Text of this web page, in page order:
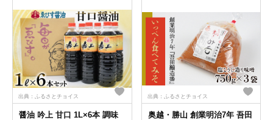
出典：ふるさとチョイス
醤油 吟上 甘口 1L×6本 調味
出典：ふるさとチョイス
奥越・勝山 創業明治7年 吾田